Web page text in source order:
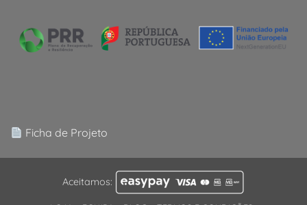
Ficha de Projeto
Aceitamos: